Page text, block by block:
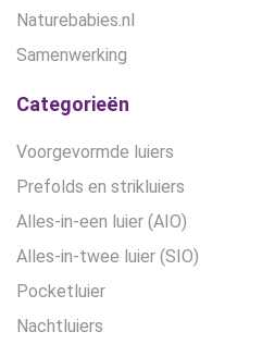
Naturebabies.nl
Samenwerking
Categorieën
Voorgevormde luiers
Prefolds en strikluiers
Alles-in-een luier (AIO)
Alles-in-twee luier (SIO)
Pocketluier
Nachtluiers